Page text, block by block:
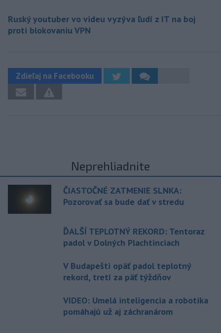
Ruský youtuber vo videu vyzýva ľudí z IT na boj
proti blokovaniu VPN
Zdieľaj na Facebooku
Neprehliadnite
ČIASTOČNÉ ZATMENIE SLNKA:
Pozorovať sa bude dať v stredu
ĎALŠÍ TEPLOTNÝ REKORD: Tentoraz
padol v Dolných Plachtinciach
V Budapešti opäť padol teplotný
rekord, tretí za päť týždňov
VIDEO: Umelá inteligencia a robotika
pomáhajú už aj záchranárom